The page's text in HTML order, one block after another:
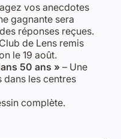
vos anecdotes
gagnante sera
réponses reçues.
de Lens remis
le 19 août.
50 ans » – Une
les centres
complète.